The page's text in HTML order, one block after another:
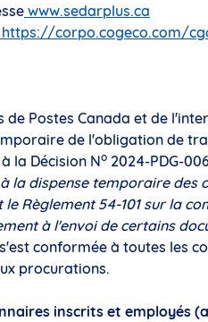
www.sedarplus.ca
https://corpo.cogeco.com/
Postes Canada et de
de l'obligation de
la Décision No 2024-PDG-
la dispense temporaire des
Règlement 54-101 sur la
à l'envoi de certains
conformée à toutes les
procurations.
inscrits et employés